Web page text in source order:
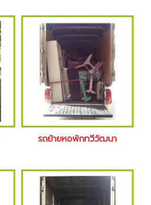
รถย้ายหอพักทวีวัฒนา